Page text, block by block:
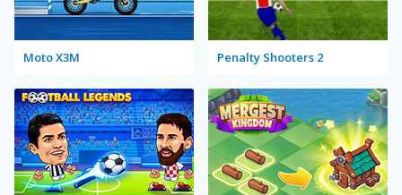
Moto X3M Penalty Shooters 2